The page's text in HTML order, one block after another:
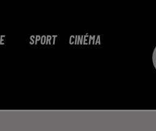
SPORT CINÉMA